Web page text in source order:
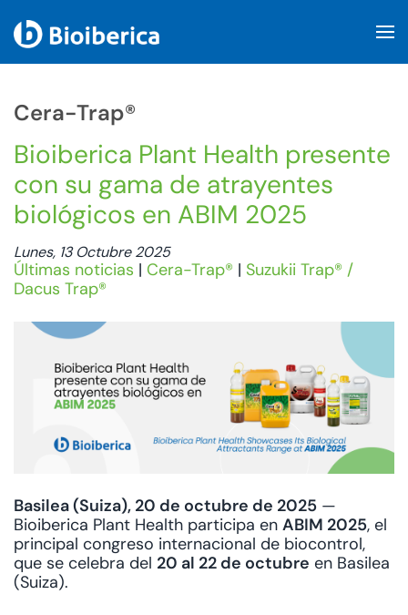
Cera-Trap®
Bioiberica Plant Health presente
con su gama de atrayentes
biológicos en ABIM 2025
Lunes, 13 Octubre 2025
Últimas noticias | Cera-Trap® | Suzukii Trap® /
Dacus Trap®
Basilea (Suiza), 20 de octubre de 2025 —
Bioiberica Plant Health participa en ABIM 2025, el
principal congreso internacional de biocontrol,
que se celebra del 20 al 22 de octubre en Basilea
(Suiza).